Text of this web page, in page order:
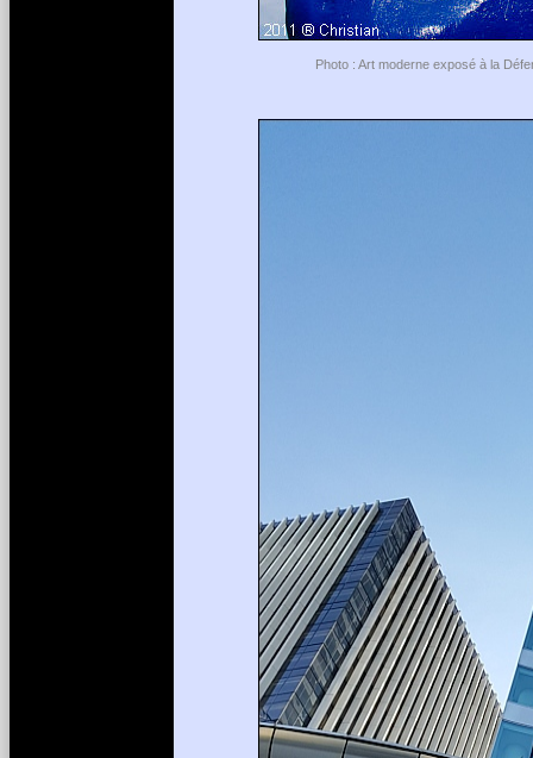
Photo : Art moderne exposé à la